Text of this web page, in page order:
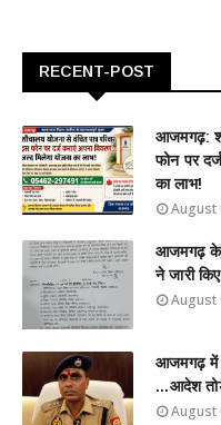
RECENT-POST
आजमगढ़:
फोन पर
का लाभ!
August
आजमगढ़ के
ने जारी
August
आजमगढ़ में
...आदेश
August